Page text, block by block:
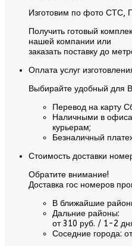
Изготовим по фото СТС,
Получить готовый
нашей компании или
заказать поставку до
Оплата услуг
Выбирайте удобный для
Перевод на карту
Наличными в
курьерам;
Безналичный
Стоимость доставки
Обратите внимание!
Доставка гос номеров
В ближайшие
Дальние районы:
от 310 руб. / 1-2
Соседние города: